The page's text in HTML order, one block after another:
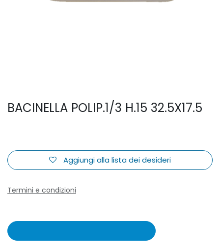
BACINELLA POLIP.1/3 H.15 32.5X17.5
Aggiungi alla lista dei desideri
Termini e condizioni